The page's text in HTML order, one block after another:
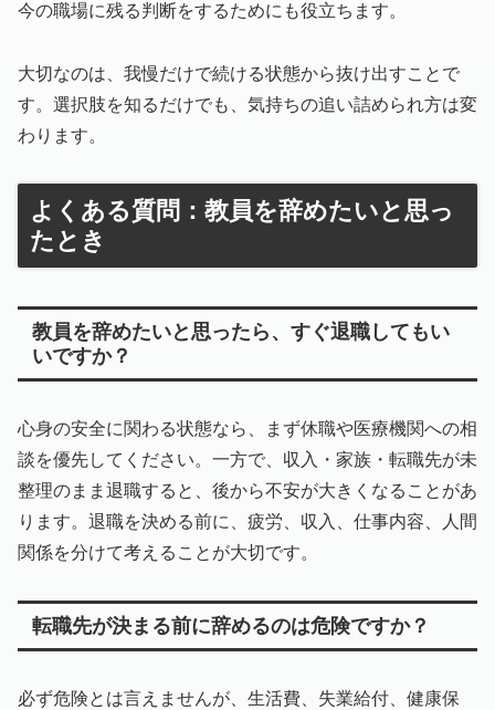
今の職場に残る判断をするためにも役立ちます。
大切なのは、我慢だけで続ける状態から抜け出すことで
す。選択肢を知るだけでも、気持ちの追い詰められ方は変
わります。
よくある質問：教員を辞めたいと思っ
たとき
教員を辞めたいと思ったら、すぐ退職してもい
いですか？
心身の安全に関わる状態なら、まず休職や医療機関への相
談を優先してください。一方で、収入・家族・転職先が未
整理のまま退職すると、後から不安が大きくなることがあ
ります。退職を決める前に、疲労、収入、仕事内容、人間
関係を分けて考えることが大切です。
転職先が決まる前に辞めるのは危険ですか？
必ず危険とは言えませんが、生活費、失業給付、健康保